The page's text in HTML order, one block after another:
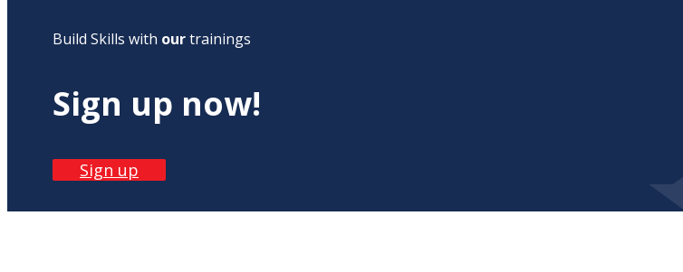
Build Skills with ourtrainings
Sign up now!
Sign up